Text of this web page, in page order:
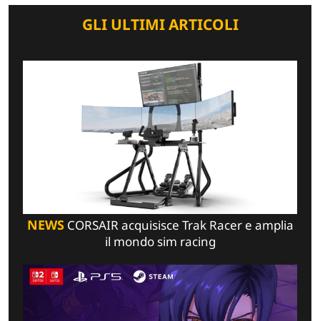
GLI ULTIMI ARTICOLI
NEWSCORSAIR acquisisce Trak Racer e amplia
il mondo sim racing